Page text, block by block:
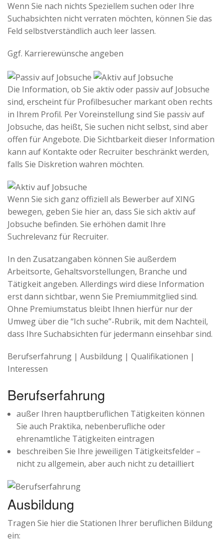
Wenn Sie nach nichts Speziellem suchen oder Ihre
Suchabsichten nicht verraten möchten, können Sie das
Feld selbstverständlich auch leer lassen.
Ggf. Karrierewünsche angeben
Die Information, ob Sie aktiv oder passiv auf Jobsuche
sind, erscheint für Profilbesucher markant oben rechts
in Ihrem Profil. Per Voreinstellung sind Sie passiv auf
Jobsuche, das heißt, Sie suchen nicht selbst, sind aber
offen für Angebote. Die Sichtbarkeit dieser Information
kann auf Kontakte oder Recruiter beschränkt werden,
falls Sie Diskretion wahren möchten.
Wenn Sie sich ganz offiziell als Bewerber auf XING
bewegen, geben Sie hier an, dass Sie sich aktiv auf
Jobsuche befinden. Sie erhöhen damit Ihre
Suchrelevanz für Recruiter.
In den Zusatzangaben können Sie außerdem
Arbeitsorte, Gehaltsvorstellungen, Branche und
Tätigkeit angeben. Allerdings wird diese Information
erst dann sichtbar, wenn Sie Premiummitglied sind.
Ohne Premiumstatus bleibt Ihnen hierfür nur der
Umweg über die “Ich suche”-Rubrik, mit dem Nachteil,
dass Ihre Suchabsichten für jedermann einsehbar sind.
Berufserfahrung | Ausbildung | Qualifikationen |
Interessen
Berufserfahrung
außer Ihren hauptberuflichen Tätigkeiten können
Sie auch Praktika, nebenberufliche oder
ehrenamtliche Tätigkeiten eintragen
beschreiben Sie Ihre jeweiligen Tätigkeitsfelder –
nicht zu allgemein, aber auch nicht zu detailliert
Ausbildung
Tragen Sie hier die Stationen Ihrer beruflichen Bildung
ein: